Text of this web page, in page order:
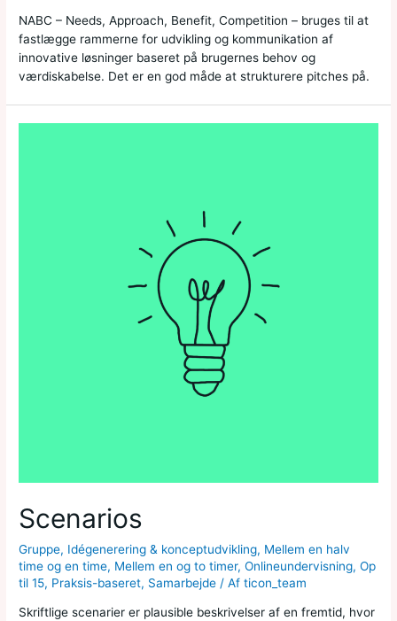
NABC – Needs, Approach, Benefit, Competition – bruges til at
fastlægge rammerne for udvikling og kommunikation af
innovative løsninger baseret på brugernes behov og
værdiskabelse. Det er en god måde at strukturere pitches på.
Scenarios
Gruppe, Idégenerering & konceptudvikling, Mellem en halv
time og en time, Mellem en og to timer,Onlineundervisning,Op
til 15, Praksis-baseret, Samarbejde / Afticon_team
Skriftlige scenarier er plausible beskrivelser af en fremtid, hvor